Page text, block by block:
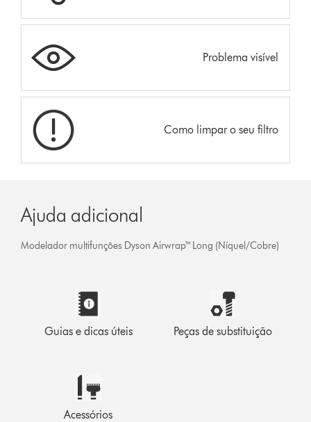
Problema visível
Como limpar o seu filtro
Ajuda adicional
Modelador multifunções Dyson Airwrap™ Long (Níquel/Cobre)
Guias e dicas úteis Peças de substituição
Acessórios